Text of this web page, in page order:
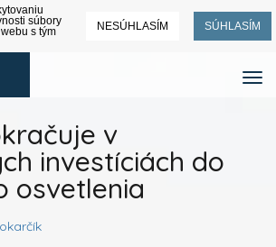
súbory
s tým
NESÚHLASÍM SÚHLASÍM
v
investíciách do
osvetlenia